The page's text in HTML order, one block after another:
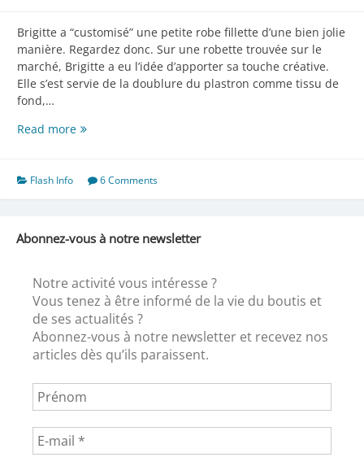
Brigitte a “customisé” une petite robe fillette d’une bien jolie
manière. Regardez donc. Sur une robette trouvée sur le
marché, Brigitte a eu l’idée d’apporter sa touche créative.
Elle s’est servie de la doublure du plastron comme tissu de
fond,…
Read moreUn
Flash Info 6 Comments
Abonnez-vous à notre newsletter
Notre activité vous intéresse ?
Vous tenez à être informé de la vie du boutis et
de ses actualités ?
Abonnez-vous à notre newsletter et recevez nos
articles dès qu’ils paraissent.